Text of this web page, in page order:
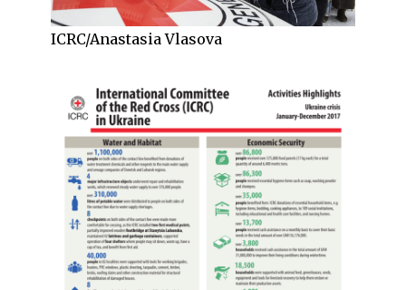
ICRC/Anastasia Vlasova